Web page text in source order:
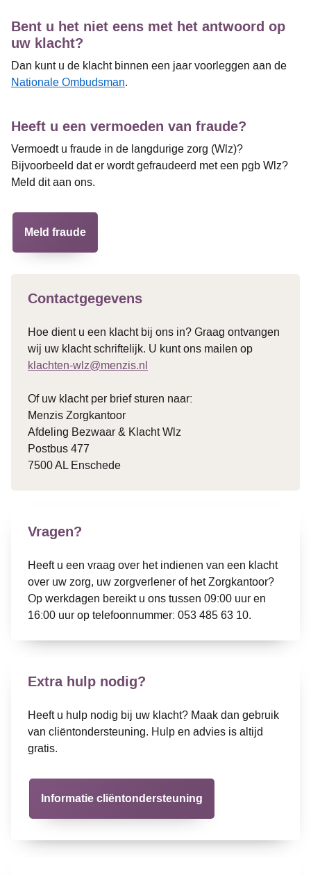
Bent u het niet eens met het antwoord op
uw klacht?
Dan kunt u de klacht binnen een jaar voorleggen aan de
Nationale Ombudsman.
Heeft u een vermoeden van fraude?
Vermoedt u fraude in de langdurige zorg (Wlz)?
Bijvoorbeeld dat er wordt gefraudeerd met een pgb Wlz?
Meld dit aan ons.
Meld fraude
Contactgegevens
Hoe dient u een klacht bij ons in?Graag ontvangen
wij uw klacht schriftelijk. U kunt ons mailen op
klachten-wlz@menzis.nl
Of uw klacht per brief sturen naar:
Menzis Zorgkantoor
Afdeling Bezwaar & Klacht Wlz
Postbus 477
7500 AL Enschede
Vragen?
Heeft u een vraag over het indienen van een klacht
over uw zorg, uw zorgverlener of het Zorgkantoor?
Op werkdagen bereikt u ons tussen 09:00 uur en
16:00 uur optelefoonnummer: 053 485 63 10.
Extra hulp nodig?
Heeft u hulp nodig bij uw klacht? Maak dan gebruik
van cliëntondersteuning. Hulp en advies is altijd
gratis.
Informatie cliëntondersteuning